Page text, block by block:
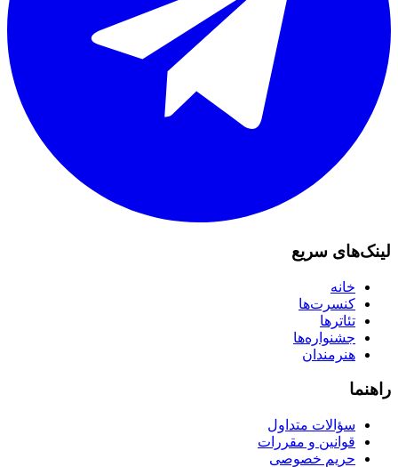
لینک‌های سریع
خانه
کنسرت‌ها
تئاترها
جشنواره‌ها
هنرمندان
راهنما
سؤالات متداول
قوانین و مقررات
حریم خصوصی